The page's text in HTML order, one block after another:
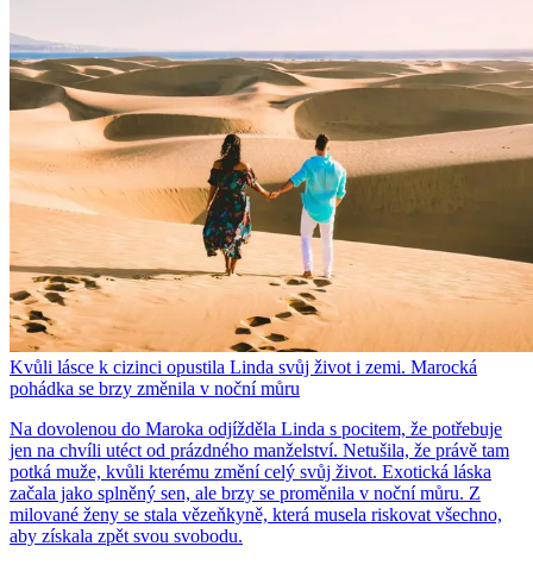
Kvůli lásce k cizinci opustila Linda svůj život i zemi. Marocká
pohádka se brzy změnila v noční můru
Na dovolenou do Maroka odjížděla Linda s pocitem, že potřebuje
jen na chvíli utéct od prázdného manželství. Netušila, že právě tam
potká muže, kvůli kterému změní celý svůj život. Exotická láska
začala jako splněný sen, ale brzy se proměnila v noční můru. Z
milované ženy se stala vězeňkyně, která musela riskovat všechno,
aby získala zpět svou svobodu.